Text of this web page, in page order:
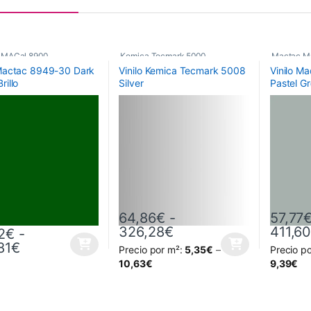
8900
, Vinilos De Corte
8949-30 Dark
€ -
€ Rango de precios: desde 35,42€ hasta
tiene múltiples variantes. Las opciones se pueden elegir en la
Kemica Tecmark 5000
Poliméricos ,Vinilos De Corte
Vinilo Kemica Tecmark 5008
Silver
64,86€ -
326,28€Rango de precios:
Precio por m²: 5,35€ –
10,63€
Este producto tiene múltiples variantes.
Mactac
Vinilo
Pastel
57,77€
411,60
Precio
9,39€
Este